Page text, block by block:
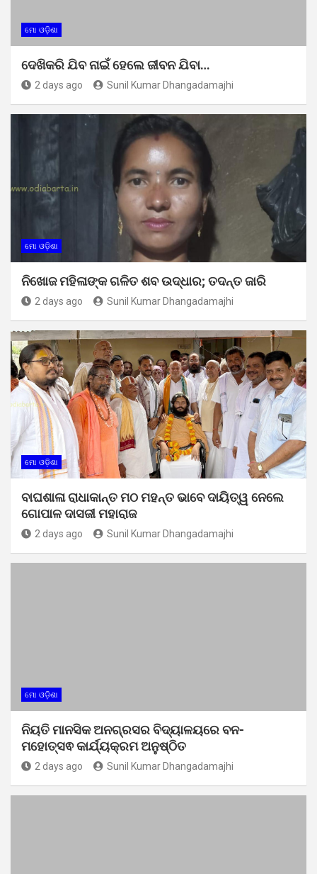
ମୋ ଓଡ଼ିଶା
ଦେଖିକରି ଯିବ ନାଇଁ ହେଲେ ଜୀବନ ଯିବା…
2 days ago Sunil Kumar Dhangadamajhi
ମୋ ଓଡ଼ିଶା
ନିଖୋଜ ମହିଳାଙ୍କ ଗଳିତ ଶବ ଉଦ୍ଧାର; ତଦନ୍ତ ଜାରି
2 days ago Sunil Kumar Dhangadamajhi
ମୋ ଓଡ଼ିଶା
ବାଘଶାଳା ରାଧାକାନ୍ତ ମଠ ମହନ୍ତ ଭାବେ ଦାୟିତ୍ୱ ନେଲେ
ଗୋପାଳ ଦାସଜୀ ମହାରାଜ
2 days ago Sunil Kumar Dhangadamajhi
ମୋ ଓଡ଼ିଶା
ନିୟତି ମାନସିକ ଅନଗ୍ରସର ବିଦ୍ୟାଳୟରେ ବନ-
ମହୋତ୍ସଵ କାର୍ଯ୍ୟକ୍ରମ ଅନୁଷ୍ଠିତ
2 days ago Sunil Kumar Dhangadamajhi